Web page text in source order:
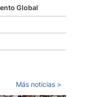
Global
Más noticias >